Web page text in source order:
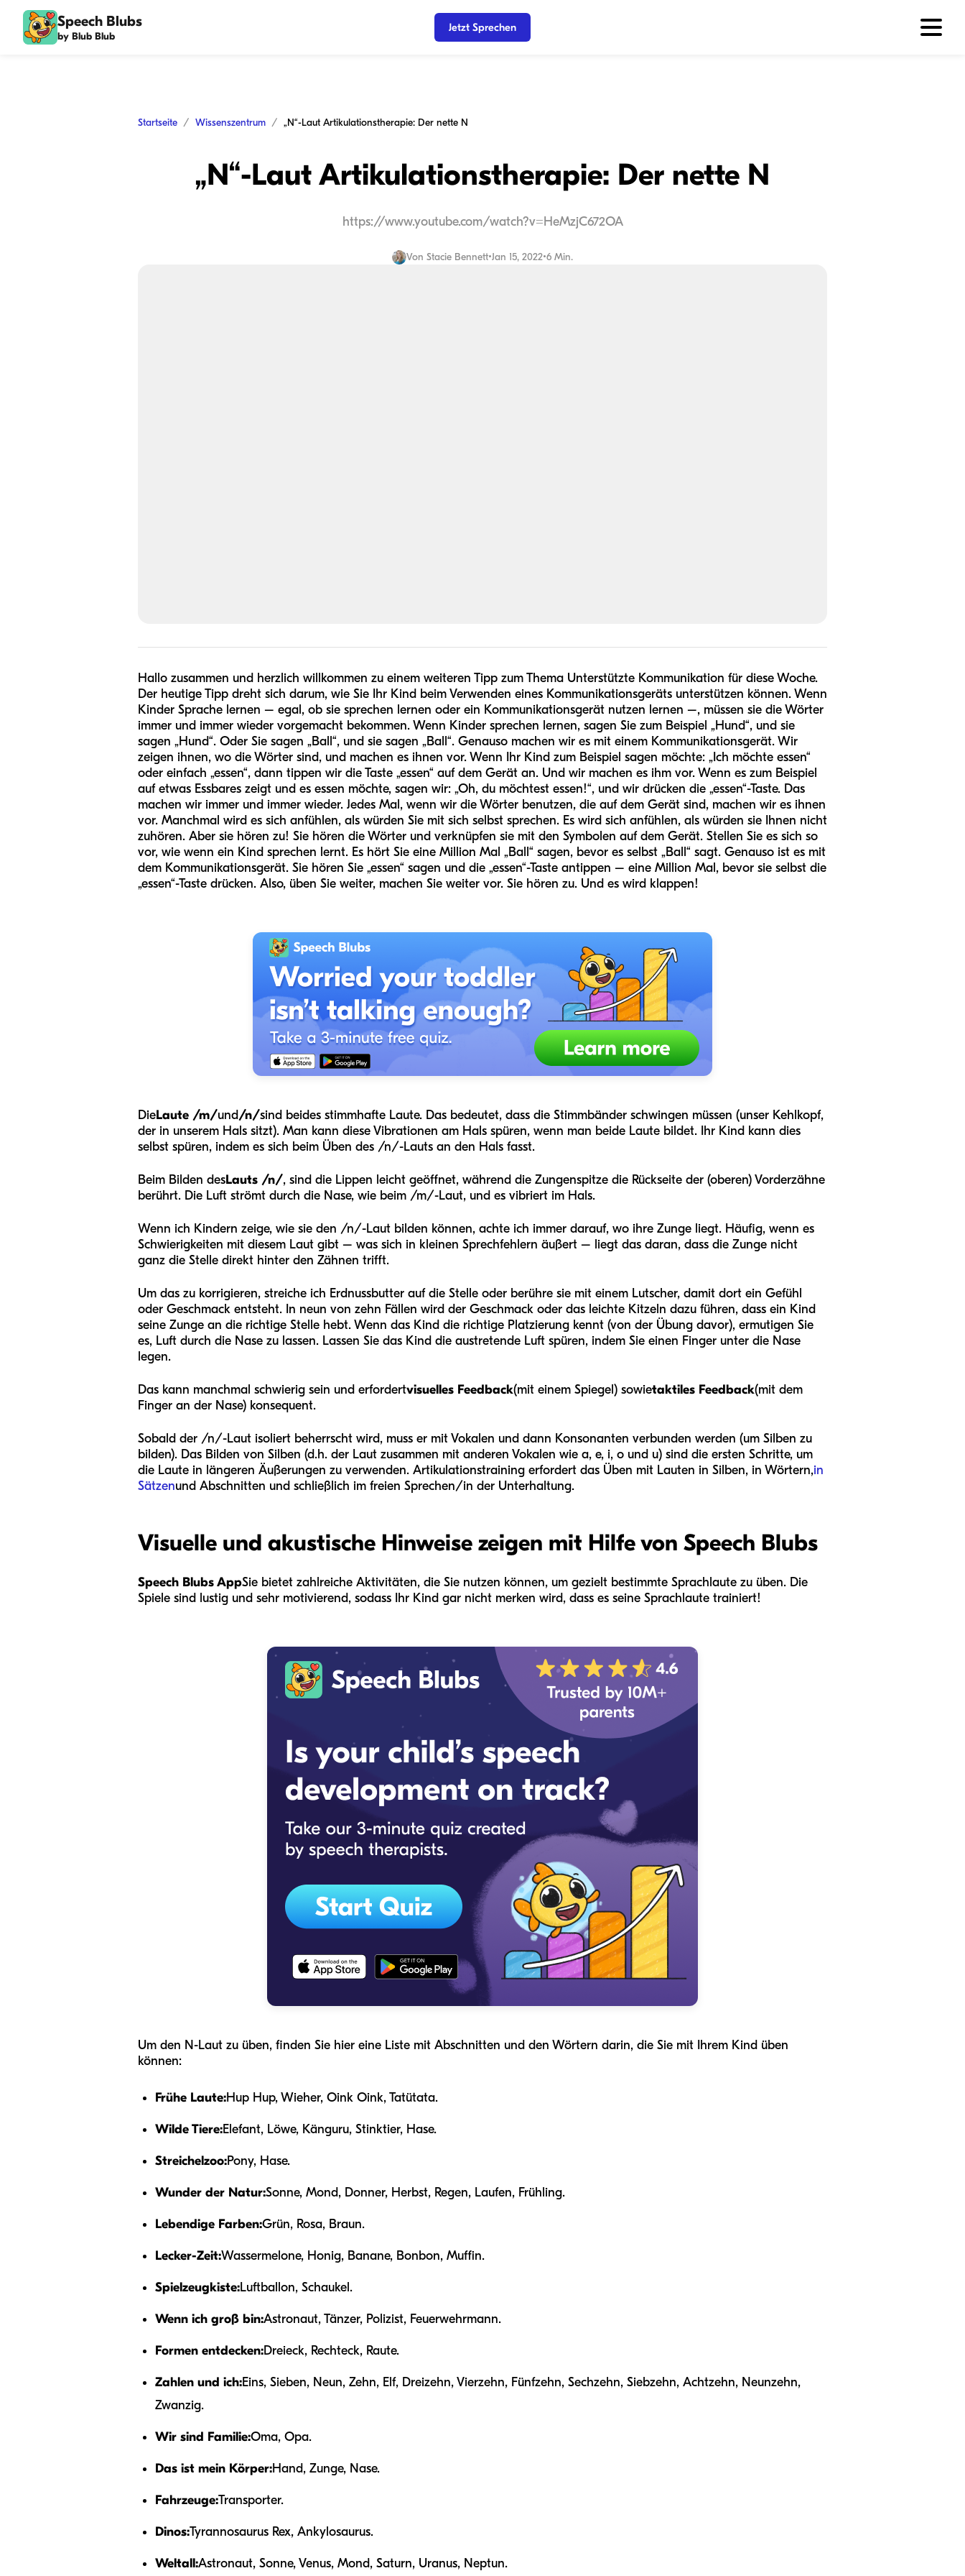
Speech Blubs
by Blub Blub
Jetzt Sprechen
Startseite Wissenszentrum „N“-Laut Artikulationstherapie: Der nette N
„N“-Laut Artikulationstherapie: Der nette N
https://www.youtube.com/watch?v=HeMzjC672OA
Von Stacie Bennett•Jan 15, 2022•6 Min.
Hallo zusammen und herzlich willkommen zu einem weiteren Tipp zum Thema Unterstützte Kommunikation für diese Woche.
Der heutige Tipp dreht sich darum, wie Sie Ihr Kind beim Verwenden eines Kommunikationsgeräts unterstützen können. Wenn
Kinder Sprache lernen – egal, ob sie sprechen lernen oder ein Kommunikationsgerät nutzen lernen –, müssen sie die Wörter
immer und immer wieder vorgemacht bekommen. Wenn Kinder sprechen lernen, sagen Sie zum Beispiel „Hund“, und sie
sagen „Hund“. Oder Sie sagen „Ball“, und sie sagen „Ball“. Genauso machen wir es mit einem Kommunikationsgerät. Wir
zeigen ihnen, wo die Wörter sind, und machen es ihnen vor. Wenn Ihr Kind zum Beispiel sagen möchte: „Ich möchte essen“
oder einfach „essen“, dann tippen wir die Taste „essen“ auf dem Gerät an. Und wir machen es ihm vor. Wenn es zum Beispiel
auf etwas Essbares zeigt und es essen möchte, sagen wir: „Oh, du möchtest essen!“, und wir drücken die „essen“-Taste. Das
machen wir immer und immer wieder. Jedes Mal, wenn wir die Wörter benutzen, die auf dem Gerät sind, machen wir es ihnen
vor. Manchmal wird es sich anfühlen, als würden Sie mit sich selbst sprechen. Es wird sich anfühlen, als würden sie Ihnen nicht
zuhören. Aber sie hören zu! Sie hören die Wörter und verknüpfen sie mit den Symbolen auf dem Gerät. Stellen Sie es sich so
vor, wie wenn ein Kind sprechen lernt. Es hört Sie eine Million Mal „Ball“ sagen, bevor es selbst „Ball“ sagt. Genauso ist es mit
dem Kommunikationsgerät. Sie hören Sie „essen“ sagen und die „essen“-Taste antippen – eine Million Mal, bevor sie selbst die
„essen“-Taste drücken. Also, üben Sie weiter, machen Sie weiter vor. Sie hören zu. Und es wird klappen!
DieLaute /m/und/n/sind beides stimmhafte Laute. Das bedeutet, dass die Stimmbänder schwingen müssen (unser Kehlkopf,
der in unserem Hals sitzt). Man kann diese Vibrationen am Hals spüren, wenn man beide Laute bildet. Ihr Kind kann dies
selbst spüren, indem es sich beim Üben des /n/-Lauts an den Hals fasst.
Beim Bilden desLauts /n/, sind die Lippen leicht geöffnet, während die Zungenspitze die Rückseite der (oberen) Vorderzähne
berührt. Die Luft strömt durch die Nase, wie beim /m/-Laut, und es vibriert im Hals.
Wenn ich Kindern zeige, wie sie den /n/-Laut bilden können, achte ich immer darauf, wo ihre Zunge liegt. Häufig, wenn es
Schwierigkeiten mit diesem Laut gibt – was sich in kleinen Sprechfehlern äußert – liegt das daran, dass die Zunge nicht
ganz die Stelle direkt hinter den Zähnen trifft.
Um das zu korrigieren, streiche ich Erdnussbutter auf die Stelle oder berühre sie mit einem Lutscher, damit dort ein Gefühl
oder Geschmack entsteht. In neun von zehn Fällen wird der Geschmack oder das leichte Kitzeln dazu führen, dass ein Kind
seine Zunge an die richtige Stelle hebt. Wenn das Kind die richtige Platzierung kennt (von der Übung davor), ermutigen Sie
es, Luft durch die Nase zu lassen. Lassen Sie das Kind die austretende Luft spüren, indem Sie einen Finger unter die Nase
legen.
Das kann manchmal schwierig sein und erfordertvisuelles Feedback(mit einem Spiegel) sowietaktiles Feedback(mit dem
Finger an der Nase) konsequent.
Sobald der /n/-Laut isoliert beherrscht wird, muss er mit Vokalen und dann Konsonanten verbunden werden (um Silben zu
bilden). Das Bilden von Silben (d.h. der Laut zusammen mit anderen Vokalen wie a, e, i, o und u) sind die ersten Schritte, um
die Laute in längeren Äußerungen zu verwenden. Artikulationstraining erfordert das Üben mit Lauten in Silben, in Wörtern,in
Sätzenund Abschnitten und schließlich im freien Sprechen/in der Unterhaltung.
Visuelle und akustische Hinweise zeigen mit Hilfe von Speech Blubs
Speech Blubs AppSie bietet zahlreiche Aktivitäten, die Sie nutzen können, um gezielt bestimmte Sprachlaute zu üben. Die
Spiele sind lustig und sehr motivierend, sodass Ihr Kind gar nicht merken wird, dass es seine Sprachlaute trainiert!
Um den N-Laut zu üben, finden Sie hier eine Liste mit Abschnitten und den Wörtern darin, die Sie mit Ihrem Kind üben
können:
Frühe Laute:Hup Hup, Wieher, Oink Oink, Tatütata.
Wilde Tiere:Elefant, Löwe, Känguru, Stinktier, Hase.
Streichelzoo:Pony, Hase.
Wunder der Natur:Sonne, Mond, Donner, Herbst, Regen, Laufen, Frühling.
Lebendige Farben:Grün, Rosa, Braun.
Lecker-Zeit:Wassermelone, Honig, Banane, Bonbon, Muffin.
Spielzeugkiste:Luftballon, Schaukel.
Wenn ich groß bin:Astronaut, Tänzer, Polizist, Feuerwehrmann.
Formen entdecken:Dreieck, Rechteck, Raute.
Zahlen und ich:Eins, Sieben, Neun, Zehn, Elf, Dreizehn, Vierzehn, Fünfzehn, Sechzehn, Siebzehn, Achtzehn, Neunzehn,
Zwanzig.
Wir sind Familie:Oma, Opa.
Das ist mein Körper:Hand, Zunge, Nase.
Fahrzeuge:Transporter.
Dinos:Tyrannosaurus Rex, Ankylosaurus.
Weltall:Astronaut, Sonne, Venus, Mond, Saturn, Uranus, Neptun.